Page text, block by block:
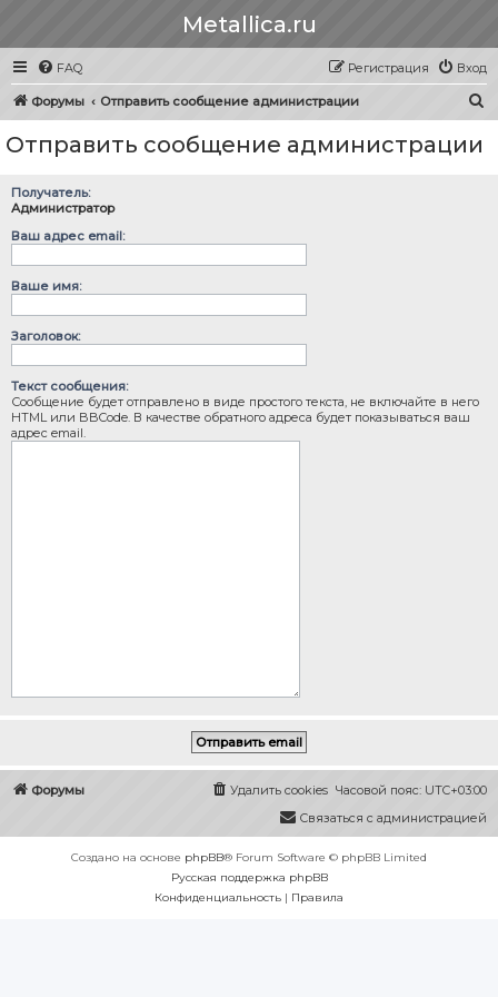
Metallica.ru
FAQ Вход
Регистрация
Форумы Отправить сообщение администрации
Отправить сообщение администрации
Получатель:
Администратор
Ваш адрес email:
Ваше имя:
Заголовок:
Текст сообщения:
Сообщение будет отправлено в виде простого текста, не включайте в него
HTML или BBCode. В качестве обратного адреса будет показываться ваш
адрес email.
Форумы Часовой пояс: UTC+03:00
Удалить cookies
Связаться с администрацией
Создано на основе phpBB® Forum Software © phpBB Limited
Русская поддержка phpBB
Конфиденциальность | Правила